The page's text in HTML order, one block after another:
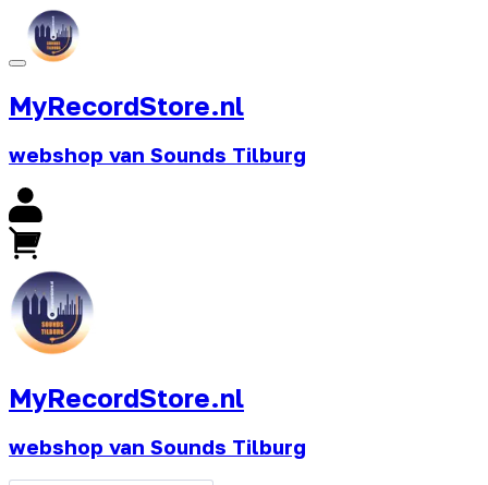
MyRecordStore.nl
webshop van Sounds Tilburg
MyRecordStore.nl
webshop van Sounds Tilburg